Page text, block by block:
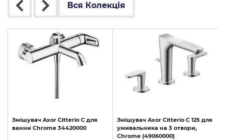
Вся Колекція
Змішувач Axor Citterio C для
ванни Chrome 34420000
Змішувач Axor Citterio C 125 для
умивальника на 3 отвори,
Chrome (49060000)